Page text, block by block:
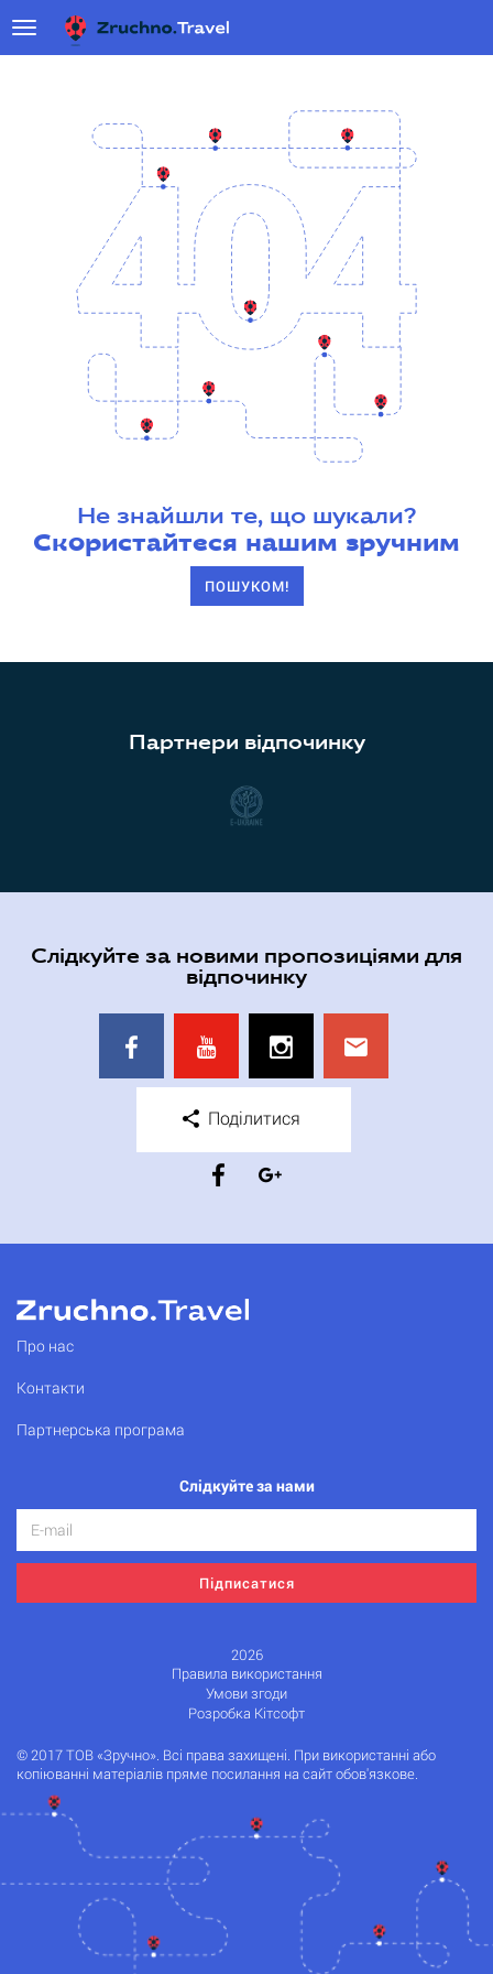
Не знайшли те, що шукали?
Скористайтеся нашим зручним
ПОШУКОМ!
Партнери відпочинку
Слідкуйте за новими пропозиціями для
відпочинку
Поділитися
Про нас
Контакти
Партнерська програма
Слідкуйте за нами
Підписатися
2026
Правила використання
Умови згоди
Розробка Кітсофт
© 2017 ТОВ «Зручно». Всі права захищені. При використанні або
копіюванні матеріалів пряме посилання на сайт обов'язкове.